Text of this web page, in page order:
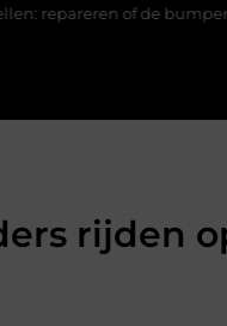
de bumper vervangen?
rijden